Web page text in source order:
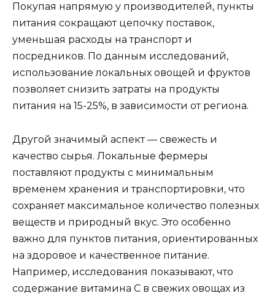
Покупая напрямую у производителей, пункты
питания сокращают цепочку поставок,
уменьшая расходы на транспорт и
посредников. По данным исследований,
использование локальных овощей и фруктов
позволяет снизить затраты на продукты
питания на 15-25%, в зависимости от региона.
Другой значимый аспект — свежесть и
качество сырья. Локальные фермеры
поставляют продукты с минимальным
временем хранения и транспортировки, что
сохраняет максимальное количество полезных
веществ и природный вкус. Это особенно
важно для пунктов питания, ориентированных
на здоровое и качественное питание.
Например, исследования показывают, что
содержание витамина C в свежих овощах из